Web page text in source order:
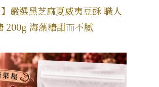
】嚴選黑芝麻夏威夷豆酥 職人
200g 海藻糖甜而不膩